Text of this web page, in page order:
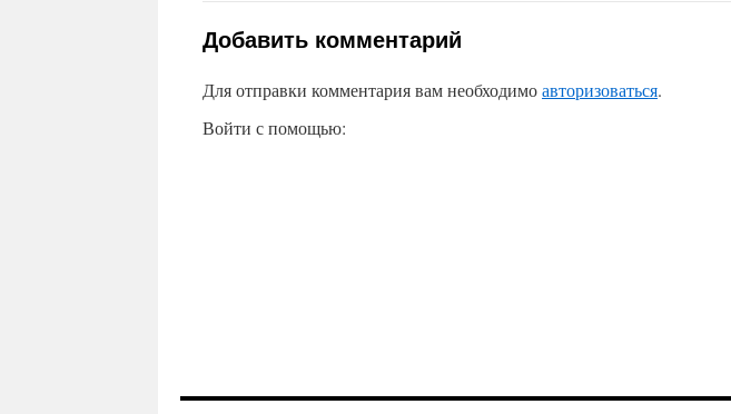
Добавить комментарий
Для отправки комментария вам необходимоавторизоваться.
Войти с помощью: